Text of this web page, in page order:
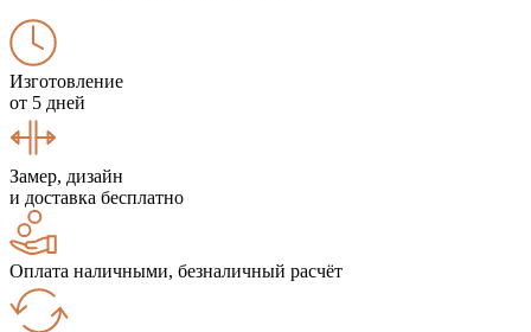
Изготовление
от 5 дней
Замер, дизайн
и доставка бесплатно
Оплата наличными, безналичный расчёт